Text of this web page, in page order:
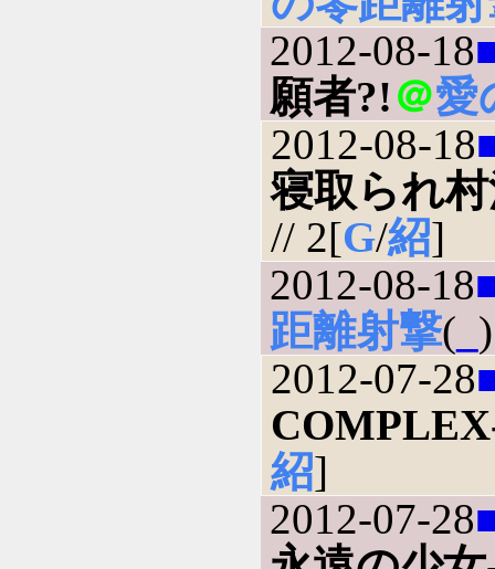
2012-08-18
願者?!＠愛
2012-08-18
寝取られ
// 2[G/紹]
2012-08-18
距離射撃(
2012-07-28
紹]
2012-07-28